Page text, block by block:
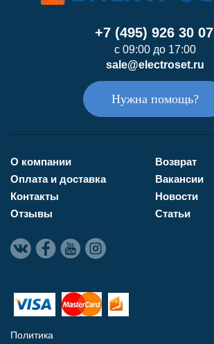
+7 (495) 926 30 07
с 09:00 до 17:00
sale@electroset.ru
Нужна помощь?
О компании
Оплата и доставка
Контакты
Отзывы
Возврат
Вакансии
Новости
Статьи
Политика